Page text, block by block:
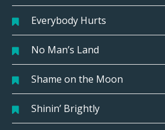
Everybody Hurts
No Man’s Land
Shame on the Moon
Shinin’ Brightly